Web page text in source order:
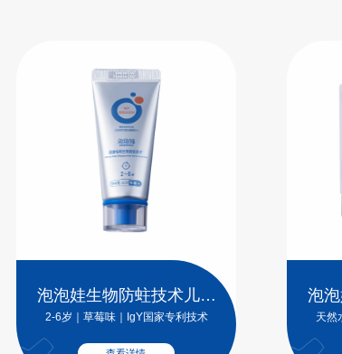
泡泡娃生物防蛀技术儿童
牙膏
2-6岁｜草莓味｜IgY国家专利技术
泡
天然